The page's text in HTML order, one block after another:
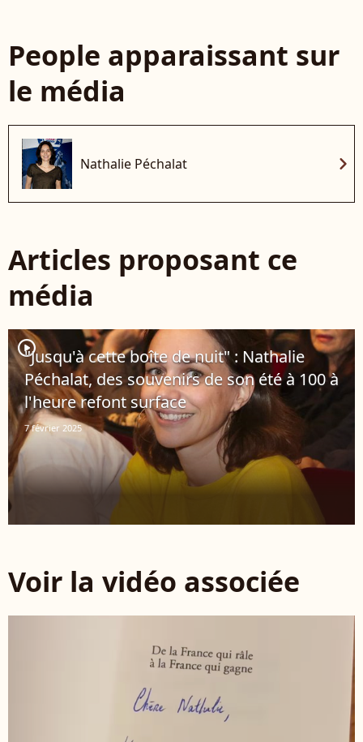
People apparaissant sur
le média
Nathalie Péchalat chevron_right
Articles proposant ce
média
player2
"Jusqu'à cette boîte de nuit" : Nathalie
Péchalat, des souvenirs de son été à 100 à
l'heure refont surface
7 février 2025
Voir la vidéo associée